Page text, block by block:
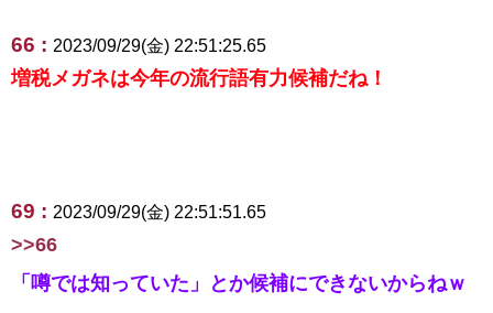
66 : 2023/09/29(金) 22:51:25.65
増税メガネは今年の流行語有力候補だね！
69 : 2023/09/29(金) 22:51:51.65
>>66
「噂では知っていた」とか候補にできないからねｗ